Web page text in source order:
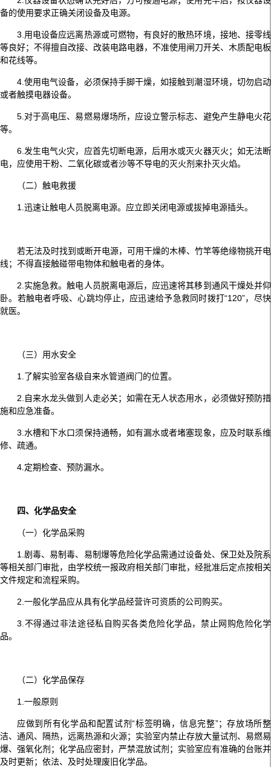
备的使用要求正确关闭设备及电源。
3.用电设备应远离热源或可燃物，有良好的散热环境，接地、接零线
等良好；不得擅自改接、改装电路电器，不准使用闸刀开关、木质配电板
和花线等。
4.使用电气设备，必须保持手脚干燥，如接触到潮湿环境，切勿启动
或者触摸电器设备。
5.对于高电压、易燃易爆场所，应设立警示标志、避免产生静电火花
等。
6.发生电气火灾，应首先切断电源，后用水或灭火器灭火；如无法断
电，应使用干粉、二氧化碳或者沙等不导电的灭火剂来扑灭火焰。
（二）触电救援
1.迅速让触电人员脱离电源。应立即关闭电源或拔掉电源插头。
若无法及时找到或断开电源，可用干燥的木棒、竹竿等绝缘物挑开电
线；不得直接触碰带电物体和触电者的身体。
2.实施急救。触电人员脱离电源后，应迅速将其移到通风干燥处并仰
卧。若触电者呼吸、心跳均停止，应迅速给予急救同时拨打“120”，尽快
就医。
（三）用水安全
1.了解实验室各级自来水管道阀门的位置。
2.自来水龙头做到人走必关；如需在无人状态用水，必须做好预防措
施和应急准备。
3.水槽和下水口须保持通畅，如有漏水或者堵塞现象，应及时联系维
修、疏通。
4.定期检查、预防漏水。
四、化学品安全
（一）化学品采购
1.剧毒、易制毒、易制爆等危险化学品需通过设备处、保卫处及院系
等相关部门审批，由学校统一报政府相关部门审批，经批准后定点按相关
文件规定和流程采购。
2.一般化学品应从具有化学品经营许可资质的公司购买。
3.不得通过非法途径私自购买各类危险化学品，禁止网购危险化学
品。
（二）化学品保存
1.一般原则
应做到所有化学品和配置试剂“标签明确，信息完整”；存放场所整
洁、通风、隔热，远离热源和火源；实验室内禁止存放大量试剂、易燃易
爆、强氧化剂；化学品应密封，严禁混放试剂；实验室应有准确的台账并
及时更新；依法、及时处理废旧化学品。